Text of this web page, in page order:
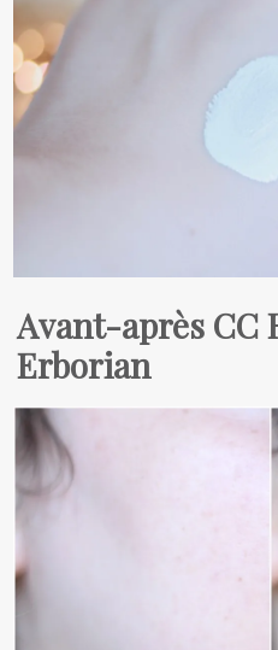
Avant-après CC
Erborian